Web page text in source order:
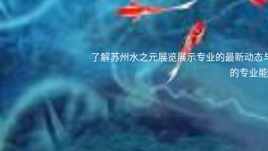
了解苏州水之元展览展示专业的最新动
的专业